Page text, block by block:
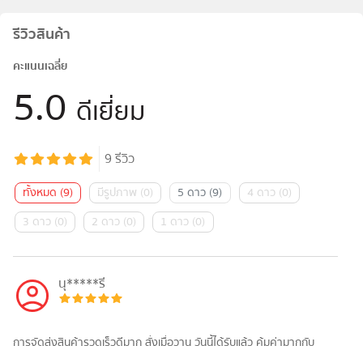
รีวิวสินค้า
คะแนนเฉลี่ย
5.0 ดีเยี่ยม
9รีวิว
ทั้งหมด (9) มีรูปภาพ (0) 5 ดาว (9) 4 ดาว (0)
3 ดาว (0) 2 ดาว (0) 1 ดาว (0)
นุ*****รี